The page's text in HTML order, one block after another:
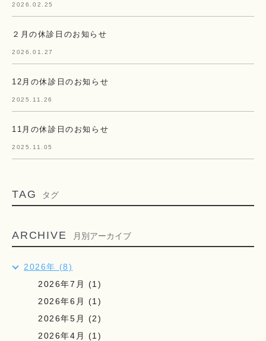
2026.02.25
２月の休診日のお知らせ
2026.01.27
12月の休診日のお知らせ
2025.11.26
11月の休診日のお知らせ
2025.11.05
TAG タグ
ARCHIVE 月別アーカイブ
2026年 (8)
2026年7月 (1)
2026年6月 (1)
2026年5月 (2)
2026年4月 (1)